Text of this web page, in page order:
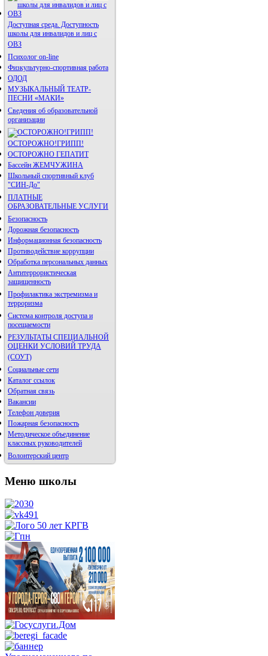
Доступная среда. Доступность
школы для инвалидов и лиц с
ОВЗ
Психолог on-line
Физкультурно-спортивная работа
ОДОД
МУЗЫКАЛЬНЫЙ ТЕАТР-
ПЕСНИ «МАКИ»
Сведения об образовательной
организации
ОСТОРОЖНО!ГРИПП!
ОСТОРОЖНО ГЕПАТИТ
Бассейн ЖЕМЧУЖИНА
Школьный спортивный клуб
"СИН-До"
ПЛАТНЫЕ
ОБРАЗОВАТЕЛЬНЫЕ УСЛУГИ
Безопасность
Дорожная безопасность
Информационная безопасность
Противодействие коррупции
Обработка персональных данных
Антитеррористическая
защищенность
Профилактика экстремизма и
терроризма
Система контроля доступа и
посещаемости
РЕЗУЛЬТАТЫ СПЕЦИАЛЬНОЙ
ОЦЕНКИ УСЛОВИЙ ТРУДА
(СОУТ)
Социальные сети
Каталог ссылок
Обратная связь
Вакансии
Телефон доверия
Пожарная безопасность
Методическое объединение
классных руководителей
Волонтерский центр
Меню школы